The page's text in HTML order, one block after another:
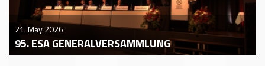
21. May 2026
95. ESA GENERALVERSAMMLUNG